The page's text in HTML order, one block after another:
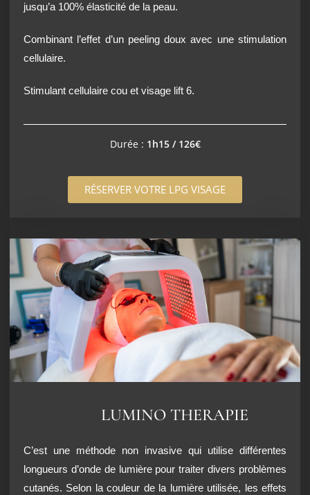
jusqu’a 100% élasticité de la peau.
Combinant l’effet d’un peeling doux avec une stimulation
cellulaire.
Stimulant cellulaire cou et visage lift 6.
Durée : 1h15 / 126€
RÉSERVER VOTRE LPG VISAGE
LUMINO THERAPIE
C’est une méthode non invasive qui utilise différentes
longueurs d’onde de lumière pour traiter divers problèmes
cutanés. Selon la couleur de la lumière utilisée, les effets